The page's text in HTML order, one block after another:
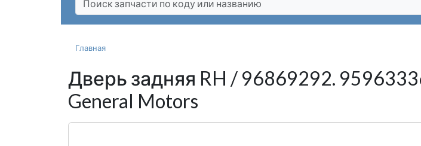
Главная
Дверь задняя RH / 96869292.
General Motors